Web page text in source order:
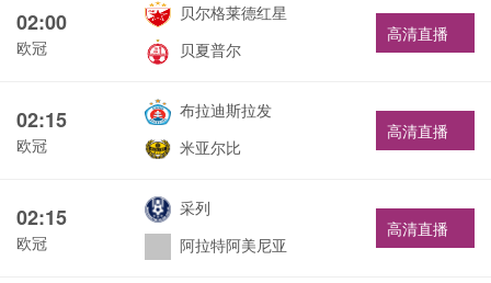
02:00
欧冠
贝尔格莱德红星
贝夏普尔
高清直播
02:15
欧冠
布拉迪斯拉发
米亚尔比
高清直播
02:15
欧冠
采列
阿拉特阿美尼亚
高清直播